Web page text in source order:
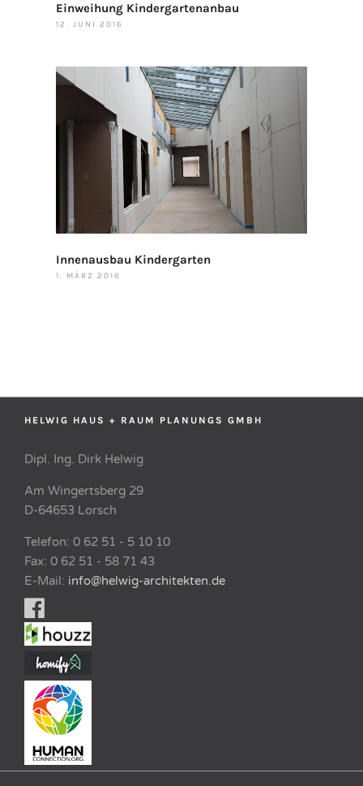
Einweihung Kindergartenanbau
12. JUNI 2016
Innenausbau Kindergarten
1. MÄRZ 2016
HELWIG HAUS + RAUM PLANUNGS GMBH
Dipl. Ing. Dirk Helwig
Am Wingertsberg 29
D-64653 Lorsch
Telefon: 0 62 51 - 5 10 10
Fax: 0 62 51 - 58 71 43
E-Mail: info@helwig-architekten.de